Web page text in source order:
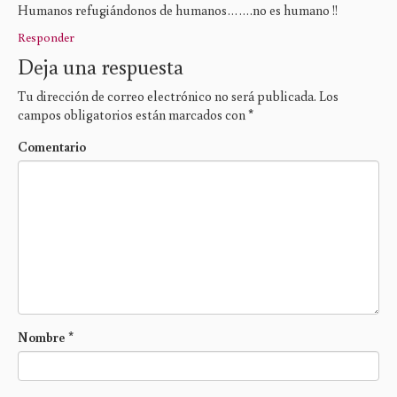
Humanos refugiándonos de humanos…….no es humano !!
Responder
Deja una respuesta
Tu dirección de correo electrónico no será publicada. Los
campos obligatorios están marcados con*
Comentario
Nombre *